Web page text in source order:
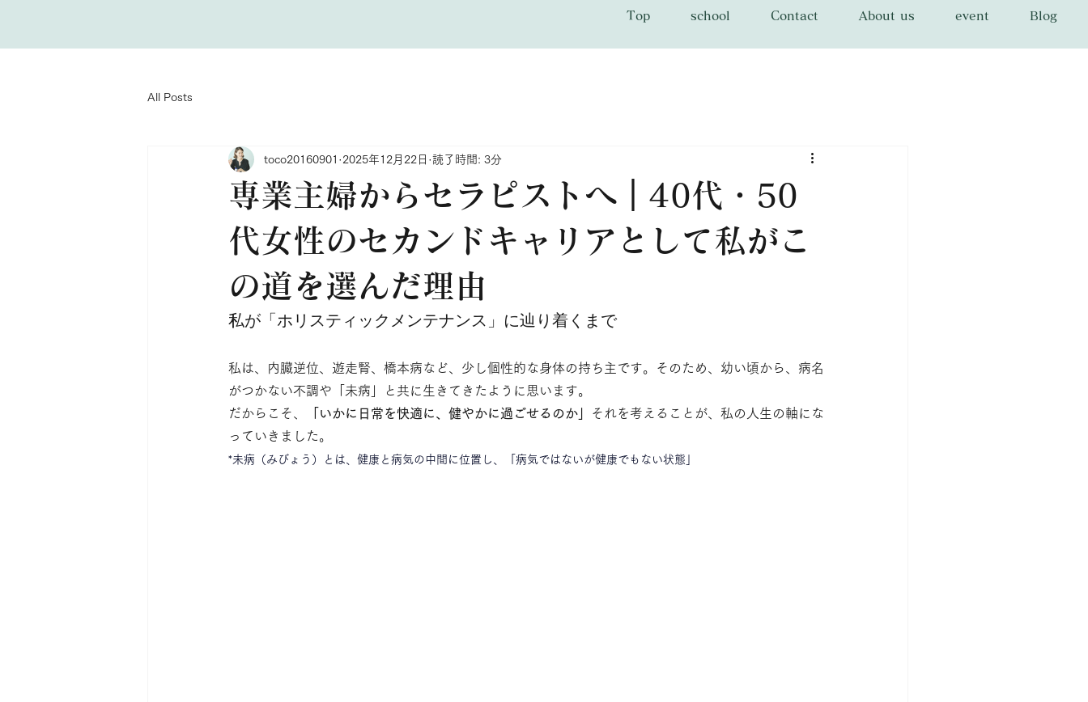
Top school Contact About us event Blog
All Posts
専業主婦からセラピストへ｜40代・50
代女性のセカンドキャリアとして私がこ
の道を選んだ理由
toco20160901 2025年12月22日 読了時間: 3分
私が「ホリスティックメンテナンス」に辿り着くまで
私は、内臓逆位、遊走腎、橋本病など、少し個性的な身体の持ち主です。そのため、幼い頃から、病名
がつかない不調や「未病」と共に生きてきたように思います。
だからこそ、
「いかに日常を快適に、健やかに過ごせるのか」
それを考えることが、私の人生の軸にな
っていきました。
*未病（みびょう）とは、 健康と病気の中間に位置し、「病気ではないが健康でもない状態」